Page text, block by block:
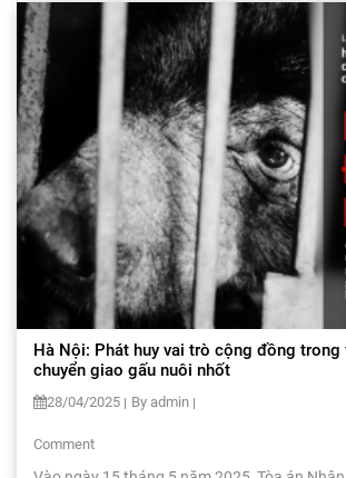
Hà Nội: Phát huy vai trò cộng đồng trong
chuyển giao gấu nuôi nhốt
28/04/2025 By admin
Comment